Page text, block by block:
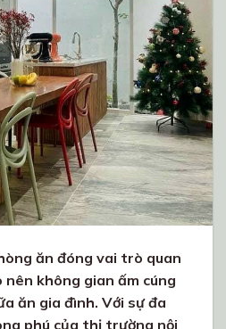
ăn đóng vai trò quan
không gian ấm cúng
ăn gia đình. Với sự đa
phú của thị trường nội